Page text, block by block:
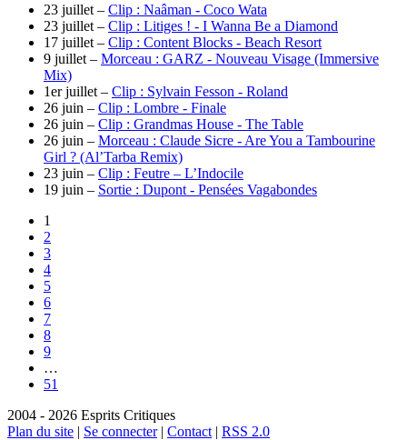
23 juillet – Clip : Naâman - Coco Wata
23 juillet – Clip : Litiges ! - I Wanna Be a Diamond
17 juillet – Clip : Content Blocks - Beach Resort
9 juillet – Morceau : GARZ - Nouveau Visage (Immersive
Mix)
1er juillet – Clip : Sylvain Fesson - Roland
26 juin – Clip : Lombre - Finale
26 juin – Clip : Grandmas House - The Table
26 juin – Morceau : Claude Sicre - Are You a Tambourine
Girl ? (Al’Tarba Remix)
23 juin – Clip : Feutre – L’Indocile
19 juin – Sortie : Dupont - Pensées Vagabondes
1
2
3
4
5
6
7
8
9
…
51
2004 - 2026 Esprits Critiques
Plan du site | Se connecter| Contact | RSS 2.0